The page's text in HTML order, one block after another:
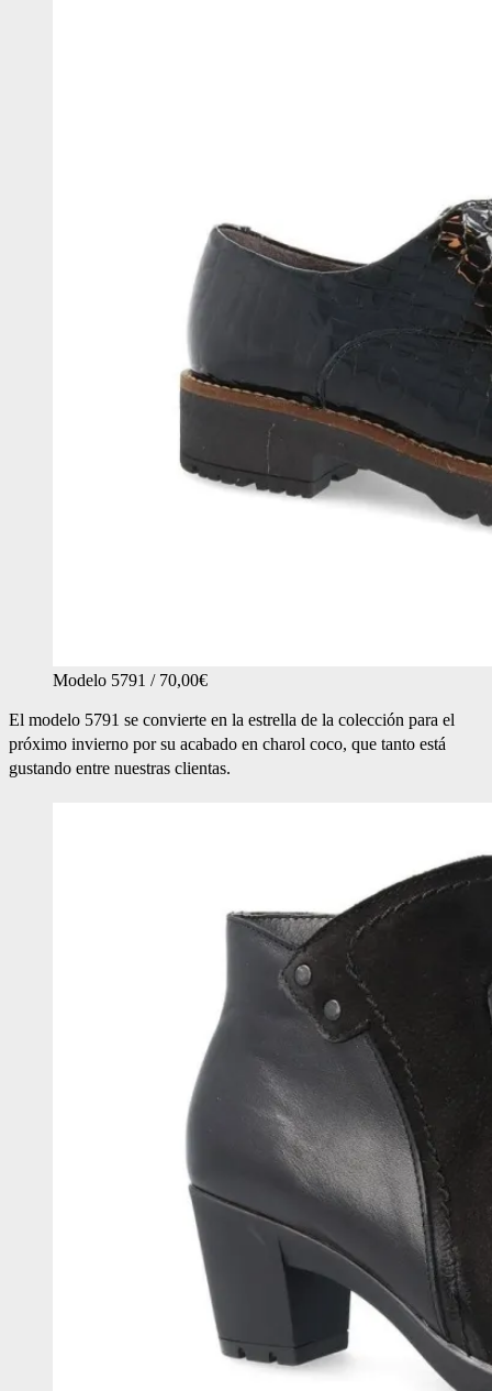
Modelo 5791 / 70,00€
El modelo 5791 se convierte en la estrella de la colección para el
próximo invierno por su acabado en charol coco, que tanto está
gustando entre nuestras clientas.